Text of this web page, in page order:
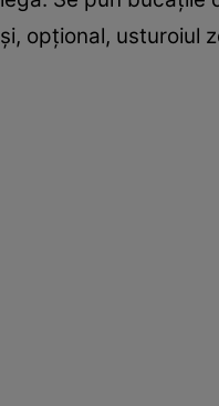
și, opțional, usturoiul